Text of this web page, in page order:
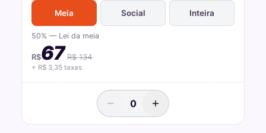
Meia Social Inteira
50% — Lei da meia
R$67 R$134
+ R$ 3,35 taxas
0